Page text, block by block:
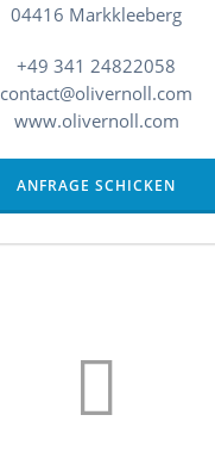
04416 Markkleeberg
+49 341 24822058
contact@olivernoll.com
www.olivernoll.com
ANFRAGE SCHICKEN